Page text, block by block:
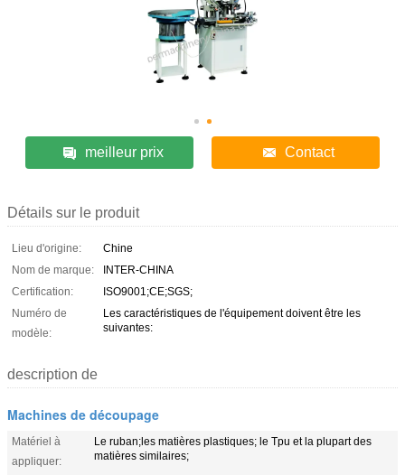
meilleur prix Contact
Détails sur le produit
Lieu d'origine:
Chine
Nom de marque:
INTER-CHINA
Certification:
ISO9001;CE;SGS;
Numéro de
modèle:
Les caractéristiques de l'équipement doivent être les
suivantes:
description de
Machines de découpage
Matériel à
appliquer:
Le ruban;les matières plastiques; le Tpu et la plupart des
matières similaires;